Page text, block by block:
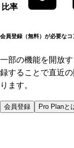
比率
会員登録（無料）が必要なコ
一部の機能を開放
録することで直近
ります。
会員登録 Pro Planと